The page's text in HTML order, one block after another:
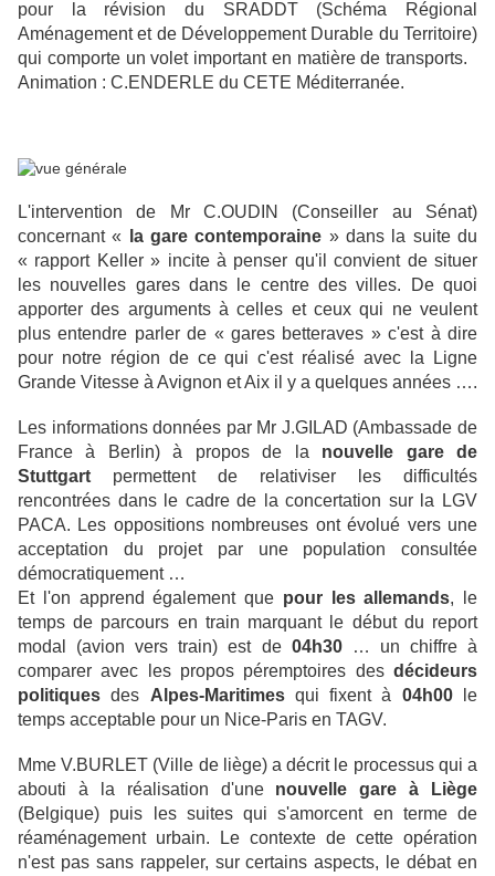
pour la révision du SRADDT (Schéma Régional
Aménagement et de Développement Durable du Territoire)
qui comporte un volet important en matière de transports.
Animation : C.ENDERLE du CETE Méditerranée.
L'intervention de Mr C.OUDIN (Conseiller au Sénat)
concernant «
la gare contemporaine » dans la suite du
« rapport Keller » incite à penser qu'il convient de situer
les nouvelles gares dans le centre des villes. De quoi
apporter des arguments à celles et ceux qui ne veulent
plus entendre parler de « gares betteraves » c'est à dire
pour notre région de ce qui c'est réalisé avec la Ligne
Grande Vitesse à Avignon et Aix il y a quelques années ….
Les informations données par Mr J.GILAD (Ambassade de
France à Berlin) à propos de la nouvelle
gare de
Stuttgart permettent de relativiser les difficultés
rencontrées dans le cadre de la concertation sur la LGV
PACA. Les oppositions nombreuses ont évolué vers une
acceptation du projet par une population consultée
démocratiquement …
Et l'on apprend également que pour les allemands, le
temps de parcours en train marquant le début du report
modal (avion vers train) est de 04h30… un chiffre à
comparer avec les propos péremptoires des décideurs
politiques des Alpes-Maritimesqui fixent à 04h00le
temps acceptable pour un Nice-Paris en TAGV.
Mme V.BURLET (Ville de liège) a décrit le processus qui a
abouti à la réalisation d'une nouvelle gare à Liège
(Belgique) puis les suites qui s'amorcent en terme de
réaménagement urbain. Le contexte de cette opération
n'est pas sans rappeler, sur certains aspects, le débat en